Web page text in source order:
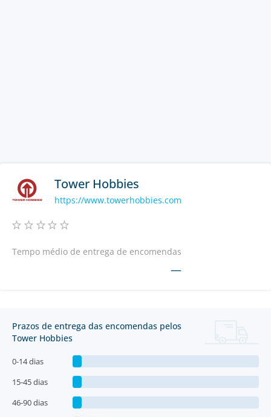
Tower Hobbies
https://www.towerhobbies.com
Tempo médio de entrega de encomendas
—
Prazos de entrega das encomendas pelos
Tower Hobbies
0-14 dias
15-45 dias
46-90 dias